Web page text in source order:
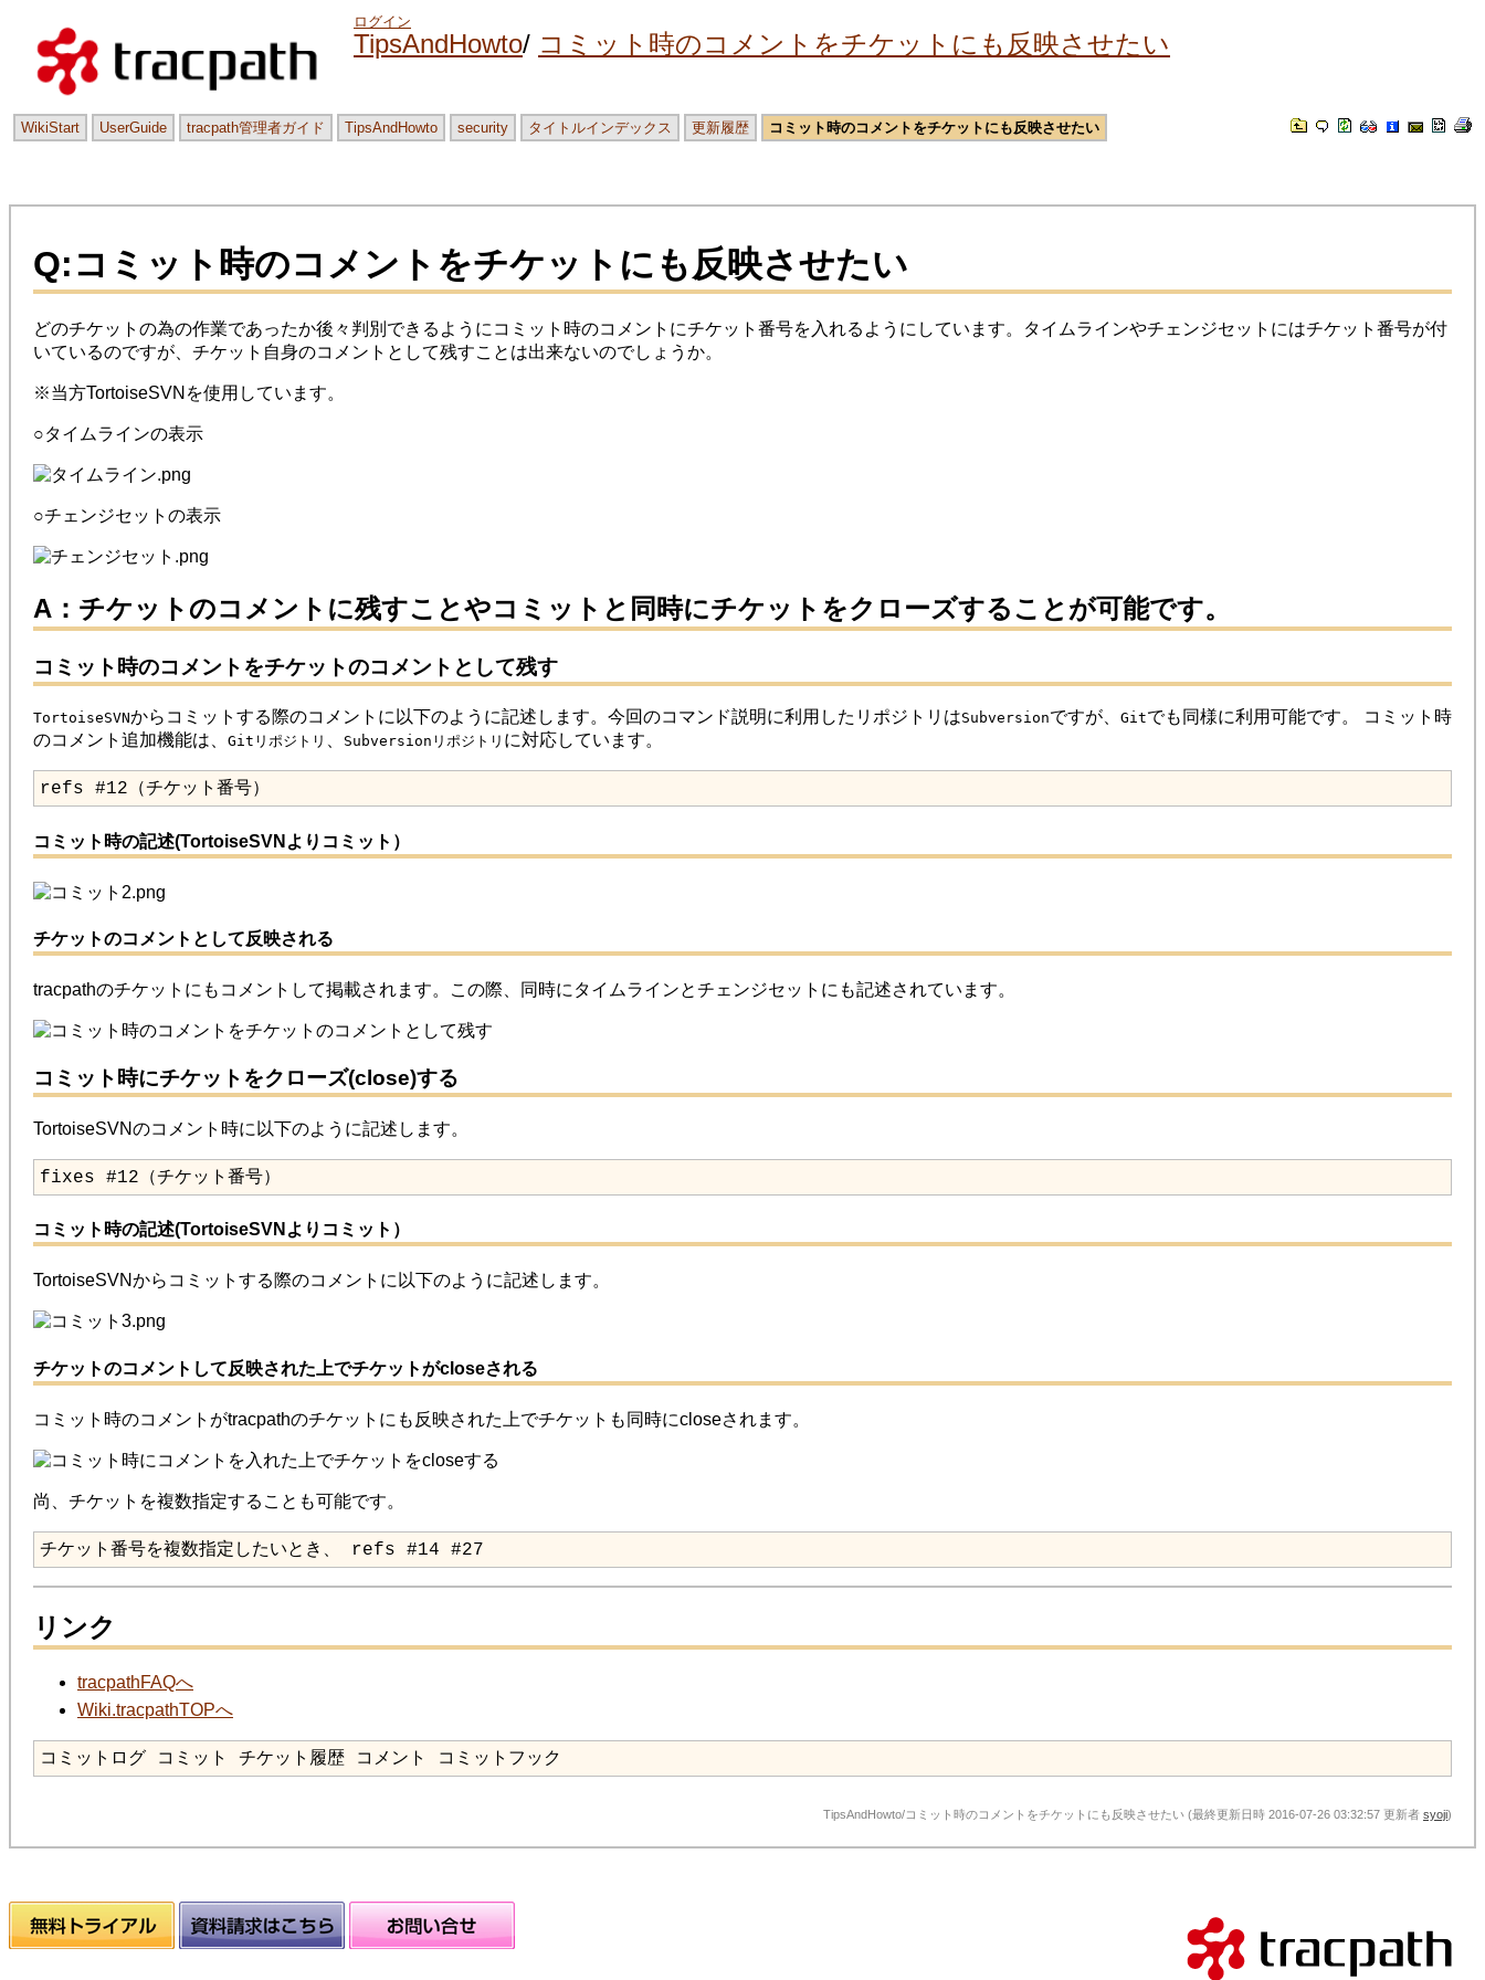
ログイン
TipsAndHowto コミット時のコメントをチケットにも反映させたい
WikiStart UserGuide tracpath管理者ガイド TipsAndHowto security タイトルインデックス 更新履歴 コミット時のコメントをチケットにも反映させたい
Q:コミット時のコメントをチケットにも反映させたい
どのチケットの為の作業であったか後々判別できるようにコミット時のコメントにチケット番号を入れるようにしています。タイムラインやチェンジセットにはチケット番号が付
いているのですが、チケット自身のコメントとして残すことは出来ないのでしょうか。
※当方TortoiseSVNを使用しています。
○タイムラインの表示
○チェンジセットの表示
A：チケットのコメントに残すことやコミットと同時にチケットをクローズすることが可能です。
コミット時のコメントをチケットのコメントとして残す
TortoiseSVNからコミットする際のコメントに以下のように記述します。今回のコマンド説明に利用したリポジトリはSubversionですが、 Gitでも同様に利用可能です。
コミット時
のコメント追加機能は、 Gitリポジトリ Subversionリポジトリ に対応しています。
refs #12（チケット番号）
コミット時の記述(TortoiseSVNよりコミット）
チケットのコメントとして反映される
tracpathのチケットにもコメントして掲載されます。この際、同時にタイムラインとチェンジセットにも記述されています。
コミット時にチケットをクローズ(close)する
TortoiseSVNのコメント時に以下のように記述します。
fixes #12（チケット番号）
コミット時の記述(TortoiseSVNよりコミット）
TortoiseSVNからコミットする際のコメントに以下のように記述します。
チケットのコメントして反映された上でチケットがcloseされる
コミット時のコメントがtracpathのチケットにも反映された上でチケットも同時にcloseされます。
尚、チケットを複数指定することも可能です。
チケット番号を複数指定したいとき、 refs #14 #27
リンク
tracpathFAQへ
Wiki.tracpathTOPへ
コミットログ コミット チケット履歴 コメント コミットフック
TipsAndHowto/コミット時のコメントをチケットにも反映させたい (最終更新日時 2016-07-26 03:32:57 更新者 syoji)